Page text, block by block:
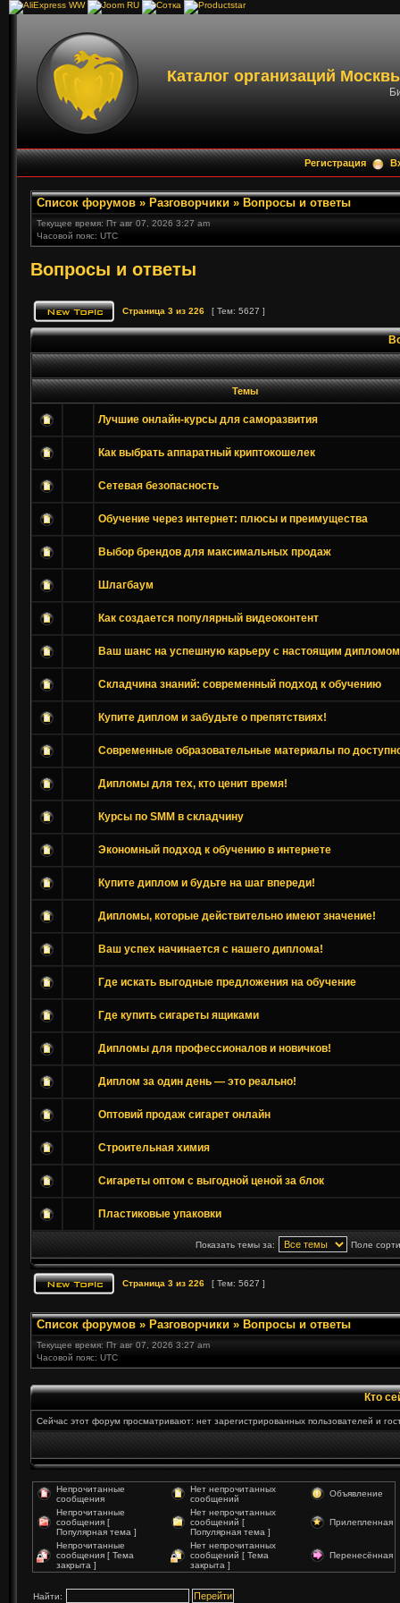
Каталог организаций
Регистрация
Список форумов » Разговорчики » Вопросы и ответы
Текущее время: Пт авг 07, 2026 3:27 am
Часовой пояс: UTC
Вопросы и ответы
Страница 3 из 226 [ Тем: 5627 ]
Темы
Лучшие онлайн-курсы для саморазвития
Как выбрать аппаратный криптокошелек
Сетевая безопасность
Обучение через интернет: плюсы и преимущества
Выбор брендов для максимальных продаж
Шлагбаум
Как создается популярный видеоконтент
Ваш шанс на успешную карьеру с настоящим
Складчина знаний: современный подход к обучению
Купите диплом и забудьте о препятствиях!
Современные образовательные материалы по
Дипломы для тех, кто ценит время!
Курсы по SMM в складчину
Экономный подход к обучению в интернете
Купите диплом и будьте на шаг впереди!
Дипломы, которые действительно имеют значение!
Ваш успех начинается с нашего диплома!
Где искать выгодные предложения на обучение
Где купить сигареты ящиками
Дипломы для профессионалов и новичков!
Диплом за один день — это реально!
Оптовий продаж сигарет онлайн
Строительная химия
Сигареты оптом с выгодной ценой за блок
Пластиковые упаковки
Показать темы за: Поле
Страница 3 из 226 [ Тем: 5627 ]
Список форумов » Разговорчики » Вопросы и ответы
Текущее время: Пт авг 07, 2026 3:27 am
Часовой пояс: UTC
Кто
Сейчас этот форум просматривают: нет зарегистрированных пользователей и
Непрочитанные
сообщения
Нет непрочитанных
сообщений
Объявление
Непрочитанные
сообщения [
Популярная тема ]
Нет непрочитанных
сообщений [
Популярная тема ]
Прилепленная
Непрочитанные
сообщения [ Тема
закрыта ]
Нет непрочитанных
сообщений [ Тема
закрыта ]
Перенесённая
Найти: